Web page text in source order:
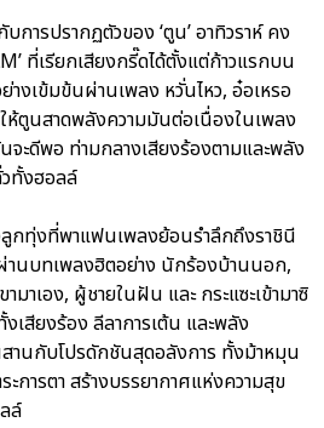
ารปรากฏตัวของ ‘ตูน’ อาทิวราห์ คง
ที่เรียกเสียงกรี๊ดได้ตั้งแต่ก้าวแรกบน
งเข้มข้นผ่านเพลง หวั่นไหว, อ๋อเหรอ
ตูนสาดพลังความมันต่อเนื่องในเพลง
จะดีพอ ท่ามกลางเสียงร้องตามและพลัง
ทั้งฮอลล์
กทุ่งที่พาแฟนเพลงย้อนรำลึกถึงราชินี
านบทเพลงฮิตอย่าง นักร้องบ้านนอก,
มาเอง, ผู้ชายในฝัน และ กระแซะเข้ามาซิ
งเสียงร้อง ลีลาการเต้น และพลัง
านกับโปรดักชันสุดอลังการ ทั้งม้าหมุน
การตา สร้างบรรยากาศแห่งความสุข
ล์